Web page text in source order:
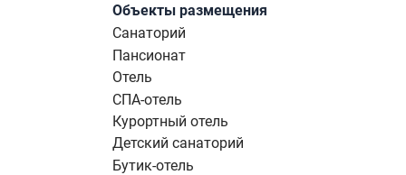
Объекты размещения
Санаторий
Пансионат
Отель
СПА-отель
Курортный отель
Детский санаторий
Бутик-отель